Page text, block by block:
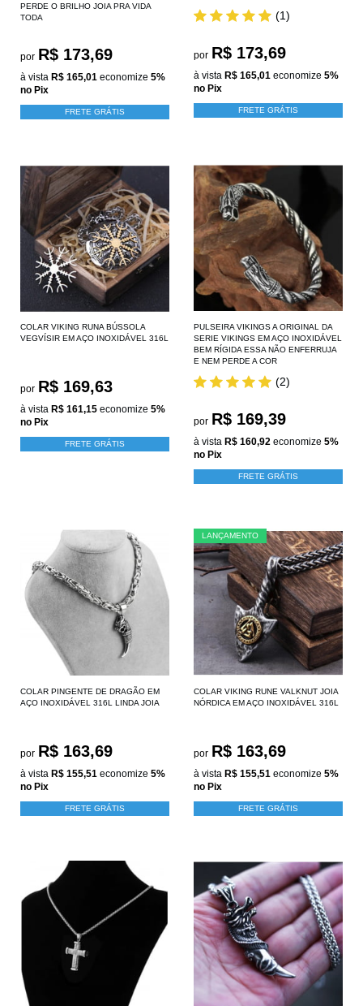
PERDE O BRILHO JOIA PRA VIDA
TODA
por R$ 173,69
à vista R$ 165,01 economize 5%
no Pix
FRETE GRÁTIS
(1)
por R$ 173,69
à vista R$ 165,01 economize 5%
no Pix
FRETE GRÁTIS
COLAR VIKING RUNA BÚSSOLA
VEGVÍSIR EM AÇO INOXIDÁVEL 316L
por R$ 169,63
à vista R$ 161,15 economize 5%
no Pix
FRETE GRÁTIS
PULSEIRA VIKINGS A ORIGINAL DA
SERIE VIKINGS EM AÇO INOXIDÁVEL
BEM RÍGIDA ESSA NÃO ENFERRUJA
E NEM PERDE A COR
(2)
por R$ 169,39
à vista R$ 160,92 economize 5%
no Pix
FRETE GRÁTIS
COLAR PINGENTE DE DRAGÃO EM
AÇO INOXIDÁVEL 316L LINDA JOIA
por R$ 163,69
à vista R$ 155,51 economize 5%
no Pix
FRETE GRÁTIS
LANÇAMENTO
COLAR VIKING RUNE VALKNUT JOIA
NÓRDICA EM AÇO INOXIDÁVEL 316L
por R$ 163,69
à vista R$ 155,51 economize 5%
no Pix
FRETE GRÁTIS